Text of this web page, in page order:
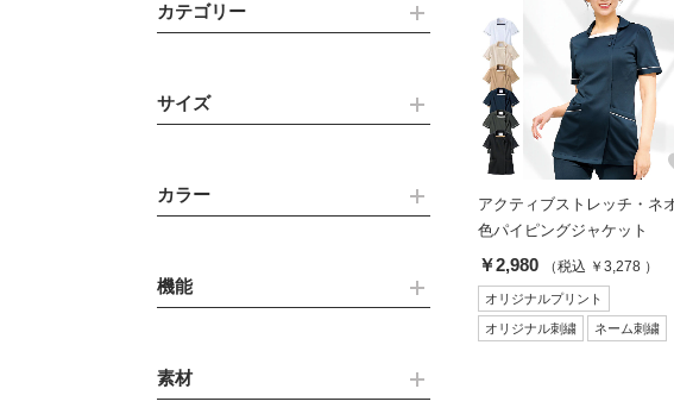
カテゴリー
サイズ
カラー
機能
素材
アクティブストレッチ・ネ
色パイピングジャケット
￥2,980 （税込 ￥3,278 ）
オリジナルプリント
オリジナル刺繍 ネーム刺繍